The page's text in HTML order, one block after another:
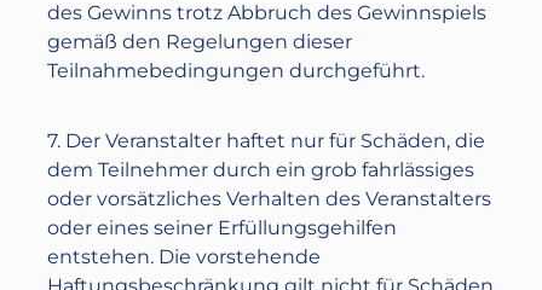
des Gewinns trotz Abbruch des Gewinnspiels
gemäß den Regelungen dieser
Teilnahmebedingungen durchgeführt.
7. Der Veranstalter haftet nur für Schäden, die
dem Teilnehmer durch ein grob fahrlässiges
oder vorsätzliches Verhalten des Veranstalters
oder eines seiner Erfüllungsgehilfen
entstehen. Die vorstehende